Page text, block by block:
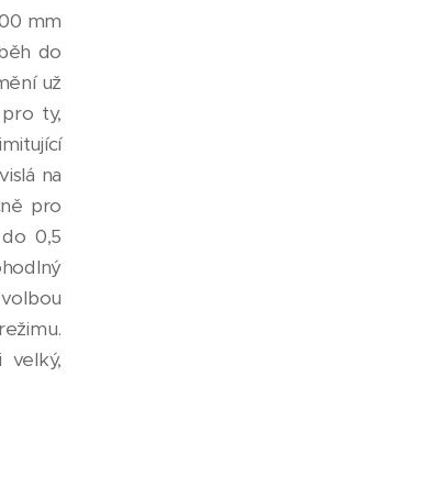
mm
do
už
ty,
na
pro
0,5
velký,